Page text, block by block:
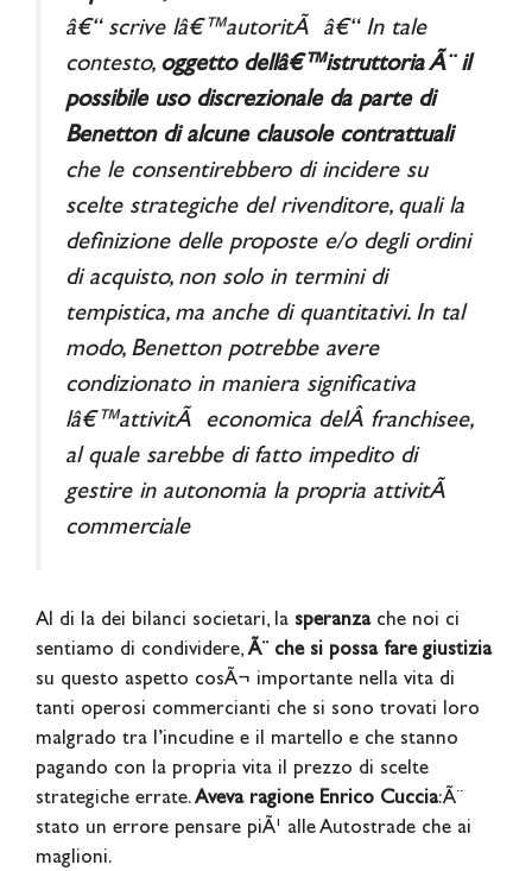
â€“ scrive lâ€™autoritÃ
â€“ In tale
contesto, oggetto dellâ€™istruttoria Ã¨ il
possibile uso discrezionale da parte di
Benetton di alcune clausole contrattuali
che le consentirebbero di incidere su
scelte strategiche del rivenditore, quali la
definizione delle proposte e/o degli ordini
di acquisto, non solo in termini di
tempistica, ma anche di quantitativi. In tal
modo, Benetton potrebbe avere
condizionato in maniera significativa
lâ€™attivitÃ economica delÂ franchisee,
al quale sarebbe di fatto impedito di
gestire in autonomia la propria attivitÃ
commerciale
Al di la dei bilanci societari, la speranzache noi ci
sentiamo di condividere,Ã¨ che si possa fare giustizia
su questo aspetto cosÃ¬ importante nella vita di
tanti operosi commercianti che si sono trovati loro
malgrado tra l’incudine e il martello e che stanno
pagando con la propria vita il prezzo di scelte
strategiche errate.Aveva ragione Enrico Cuccia: Ã¨
stato un errore pensare piÃ¹ alle Autostrade che ai
maglioni.